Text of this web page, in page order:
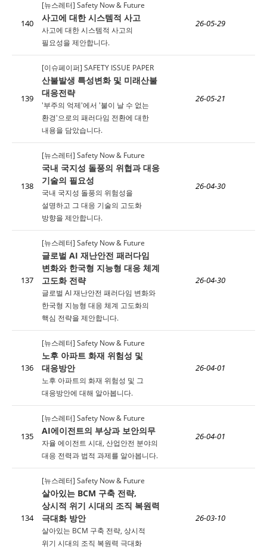
140
[뉴스레터] Safety Now & Future
사고에 대한 시스템적 사고
사고에 대한 시스템적 사고의
필요성을 제안합니다.
26-05-29
139
[이슈페이퍼] SAFETY ISSUE PAPER
산불발생 특성변화 및 미래산불
대응전략
'부주의 억제'에서 '불이 날 수 없는
환경'으로의 패러다임 전환에 대한
내용을 담았습니다.
26-05-21
138
[뉴스레터] Safety Now & Future
국내 국지성 돌풍의 위협과 대응
기술의 필요성
국내 국지성 돌풍의 위험성을
설명하고 그 대응 기술의 고도화
방향을 제안합니다.
26-04-30
137
[뉴스레터] Safety Now & Future
글로벌 AI 재난안전 패러다임
변화와 한국형 지능형 대응 체계
고도화 전략
글로벌 AI 재난안전 패러다임 변화와
한국형 지능형 대응 체계 고도화의
핵심 전략을 제안합니다.
26-04-30
136
[뉴스레터] Safety Now & Future
노후 아파트 화재 위험성 및
대응방안
노후 아파트의 화재 위험성 및 그
대응방안에 대해 알아봅니다.
26-04-01
135
[뉴스레터] Safety Now & Future
AI에이전트의 부상과 보안의무
자율 에이전트 시대, 산업안전 분야의
대응 전력과 법적 과제를 알아봅니다.
26-04-01
134
[뉴스레터] Safety Now & Future
살아있는 BCM 구축 전략,
상시적 위기 시대의 조직 복원력
극대화 방안
살아있는 BCM 구축 전략, 상시적
위기 시대의 조직 복원력 극대화
26-03-10